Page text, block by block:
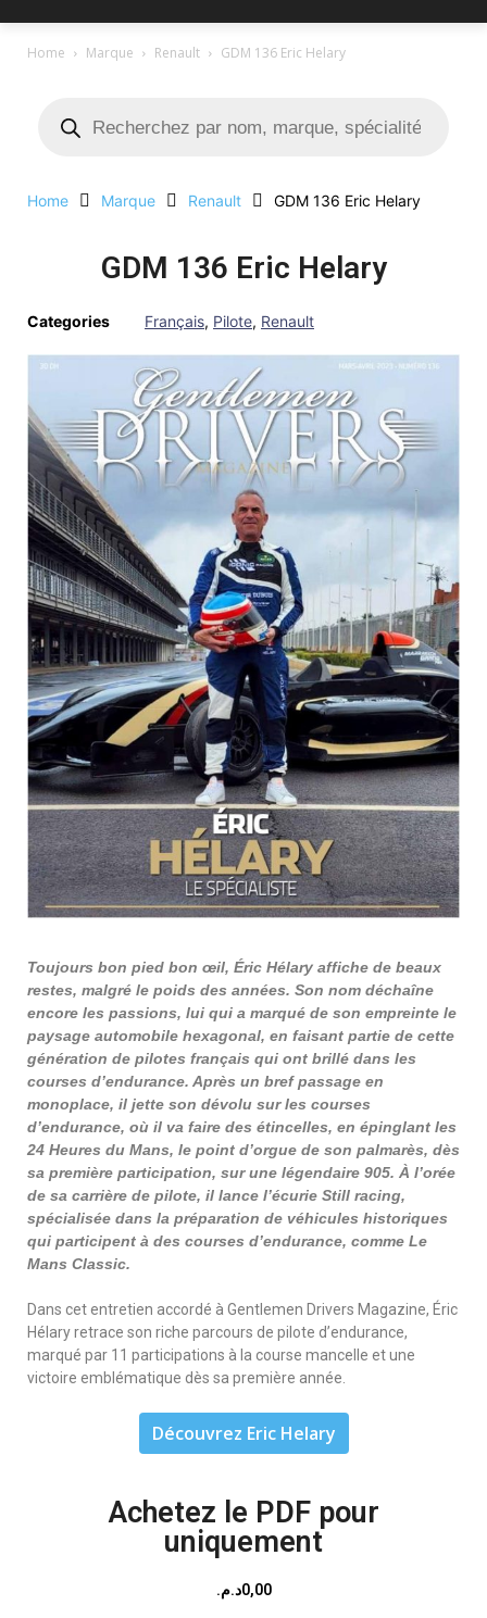
Home Marque Renault GDM 136 Eric Helary
Home Marque Renault GDM 136 Eric Helary
GDM 136 Eric Helary
Categories Français, Pilote, Renault
Toujours bon pied bon œil, Éric Hélary affiche de beaux
restes, malgré le poids des années. Son nom déchaîne
encore les passions, lui qui a marqué de son empreinte le
paysage automobile hexagonal, en faisant partie de cette
génération de pilotes français qui ont brillé dans les
courses d’endurance. Après un bref passage en
monoplace, il jette son dévolu sur les courses
d’endurance, où il va faire des étincelles, en épinglant les
24 Heures du Mans, le point d’orgue de son palmarès, dès
sa première participation, sur une légendaire 905. À l’orée
de sa carrière de pilote, il lance l’écurie Still racing,
spécialisée dans la préparation de véhicules historiques
qui participent à des courses d’endurance, comme Le
Mans Classic.
Dans cet entretien accordé à Gentlemen Drivers Magazine, Éric
Hélary retrace son riche parcours de pilote d’endurance,
marqué par 11 participations à la course mancelle et une
victoire emblématique dès sa première année.
Découvrez Eric Helary
Achetez le PDF pour
uniquement
0,00د.م.